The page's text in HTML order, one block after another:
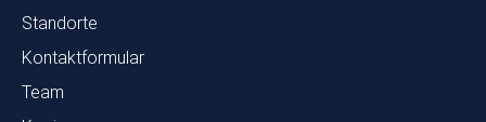
Standorte
Kontaktformular
Team